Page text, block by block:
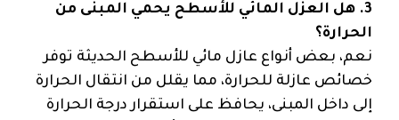
3. هل العزل المائي للأسطح يحمي المبنى من
الحرارة؟
نعم، بعض أنواع عازل مائي للأسطح الحديثة توفر
خصائص عازلة للحرارة، مما يقلل من انتقال الحرارة
إلى داخل المبنى، يحافظ على استقرار درجة الحرارة